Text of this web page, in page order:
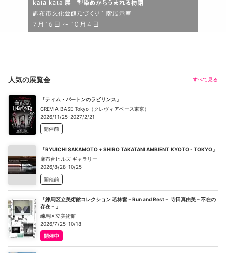
人気の展覧会 すべて見る
「ティム・バートンのラビリンス」
CREVIA BASE Tokyo（クレヴィアベース東京）
2026/11/25-2027/2/21
開催前
「RYUICHI SAKAMOTO + SHIRO TAKATANI AMBIENT KYOTO - TOKYO」
麻布台ヒルズ ギャラリー
2026/8/28-10/25
開催前
「練馬区立美術館コレクション 若林奮－Run and Rest－ 寺田真由美－不在の
存在－」
練馬区立美術館
2026/7/25-10/18
開催中